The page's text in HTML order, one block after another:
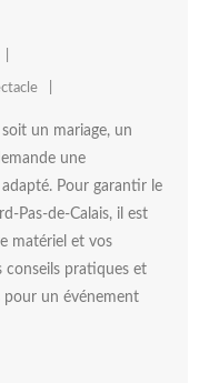
un mariage, un
une
Pour garantir le
Pas-de-Calais, il est
matériel et vos
conseils pratiques et
pour un événement